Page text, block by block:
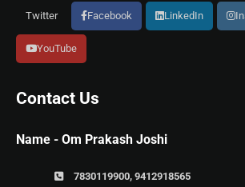
Twitter Facebook LinkedIn
YouTube
Contact Us
Name - Om Prakash Joshi
7830119900, 9412918565